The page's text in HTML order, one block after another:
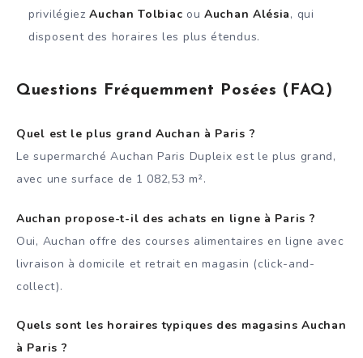
privilégiezAuchan Tolbiac ouAuchan Alésia, qui
disposent des horaires les plus étendus.
Questions Fréquemment Posées (FAQ)
Quel est le plus grand Auchan à Paris ?
Le supermarché Auchan Paris Dupleix est le plus grand,
avec une surface de 1 082,53 m².
Auchan propose-t-il des achats en ligne à Paris ?
Oui, Auchan offre des courses alimentaires en ligne avec
livraison à domicile et retrait en magasin (click-and-
collect).
Quels sont les horaires typiques des magasins Auchan
à Paris ?